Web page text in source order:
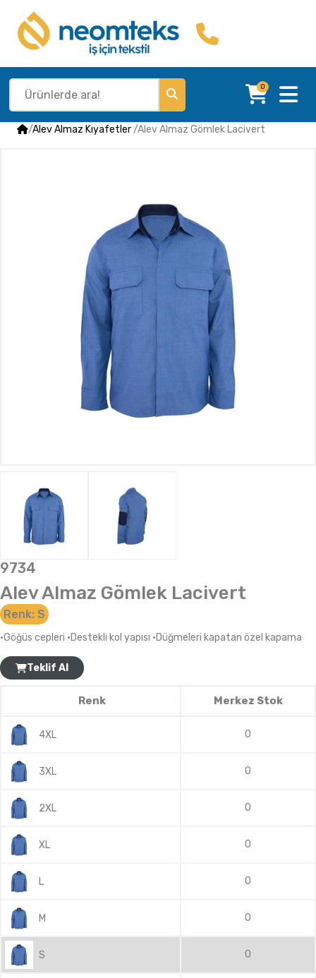
0
/Alev Almaz Kıyafetler/Alev Almaz Gömlek Lacivert
9734
Alev Almaz Gömlek Lacivert
Renk: S
•Göğüs cepleri •Destekli kol yapısı •Düğmeleri kapatan özel kapama
Teklif Al
Renk Merkez Stok
4XL 0
3XL 0
2XL 0
XL 0
L 0
M 0
S 0